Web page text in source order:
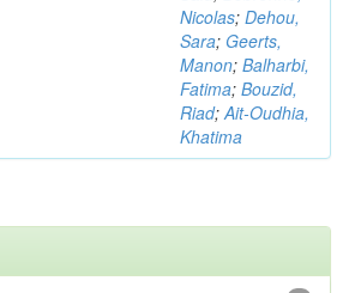
Nicolas; Dehou,
Sara; Geerts,
Manon; Balharbi,
Fatima; Bouzid,
Riad;Ait-Oudhia,
Khatima